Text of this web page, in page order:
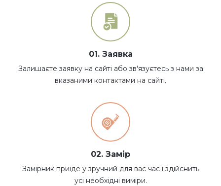
01. Заявка
Залишаєте заявку на сайті або зв'язуєтесь з нами за
вказаними контактами на сайті.
02. Замір
Замірник приїде у зручний для вас час і здійснить
усі необхідні виміри.